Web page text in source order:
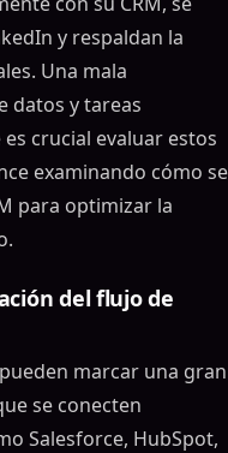
y respaldan la
Una mala
datos y tareas
crucial evaluar estos
examinando cómo se
para optimizar la
del flujo de
marcar una gran
se conecten
Salesforce, HubSpot,